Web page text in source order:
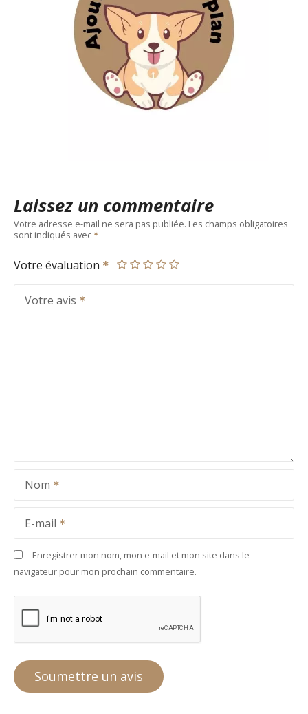
Laissez un commentaire
Votre adresse e-mail ne sera pas publiée. Les champs obligatoires
sont indiqués avec
Votre évaluation
Votre avis
Nom
E-mail
Enregistrer mon nom, mon e-mail et mon site dans le
navigateur pour mon prochain commentaire.